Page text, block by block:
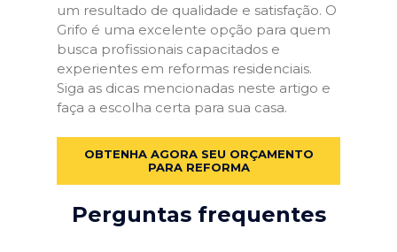
um resultado de qualidade e satisfação. O
Grifo é uma excelente opção para quem
busca profissionais capacitados e
experientes em reformas residenciais.
Siga as dicas mencionadas neste artigo e
faça a escolha certa para sua casa.
OBTENHA AGORA SEU ORÇAMENTO
PARA REFORMA
Perguntas frequentes